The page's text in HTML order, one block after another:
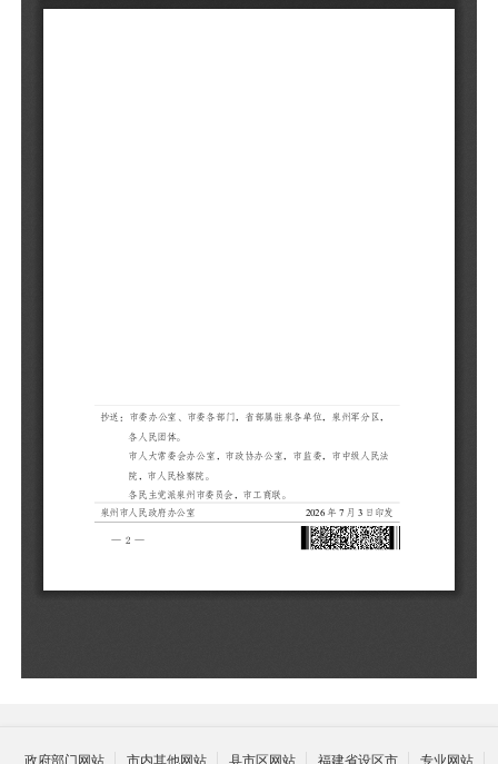
政府部门网站 市内其他网站 县市区网站 福建省设区市 专业网站